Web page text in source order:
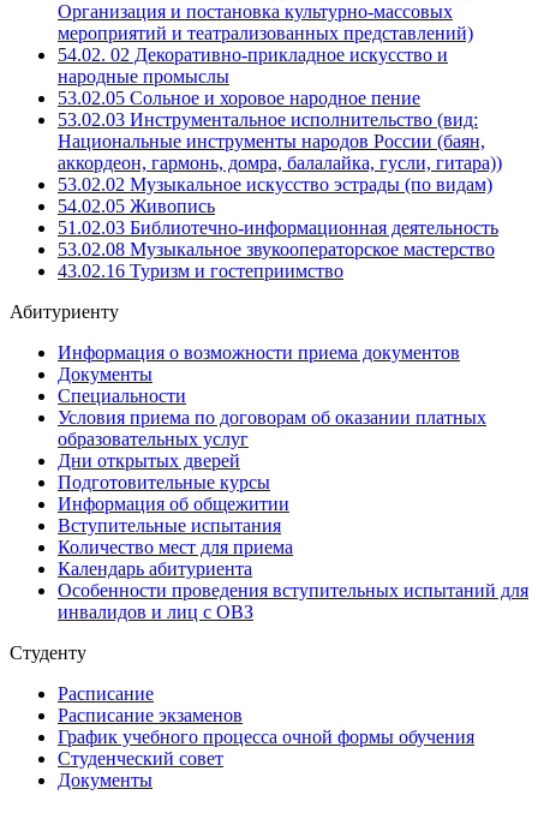
Организация и постановка культурно-массовых
мероприятий и театрализованных представлений)
54.02. 02 Декоративно-прикладное искусство и
народные промыслы
53.02.05 Сольное и хоровое народное пение
53.02.03 Инструментальное исполнительство (вид:
Национальные инструменты народов России (баян,
аккордеон, гармонь, домра, балалайка, гусли, гитара))
53.02.02 Музыкальное искусство эстрады (по видам)
54.02.05 Живопись
51.02.03 Библиотечно-информационная деятельность
53.02.08 Музыкальное звукооператорское мастерство
43.02.16 Туризм и гостеприимство
Абитуриенту
Информация о возможности приема документов
Документы
Специальности
Условия приема по договорам об оказании платных
образовательных услуг
Дни открытых дверей
Подготовительные курсы
Информация об общежитии
Вступительные испытания
Количество мест для приема
Календарь абитуриента
Особенности проведения вступительных испытаний для
инвалидов и лиц с ОВЗ
Студенту
Расписание
Расписание экзаменов
График учебного процесса очной формы обучения
Студенческий совет
Документы